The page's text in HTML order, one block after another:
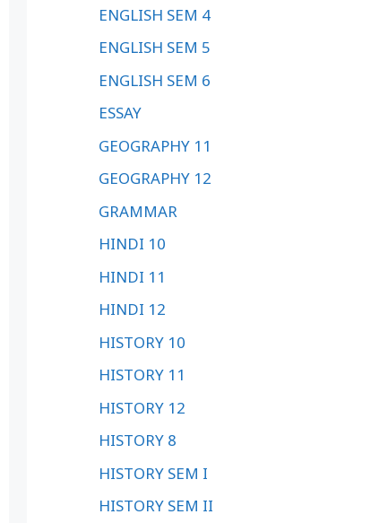
ENGLISH SEM 4
ENGLISH SEM 5
ENGLISH SEM 6
ESSAY
GEOGRAPHY 11
GEOGRAPHY 12
GRAMMAR
HINDI 10
HINDI 11
HINDI 12
HISTORY 10
HISTORY 11
HISTORY 12
HISTORY 8
HISTORY SEM I
HISTORY SEM II